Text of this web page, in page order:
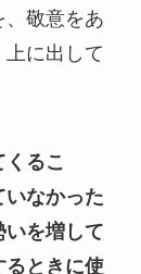
敬意をあ
に出して
るこ
いなかった
いを増して
るときに使